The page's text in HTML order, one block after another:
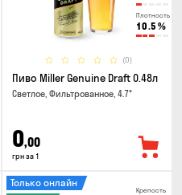
Плотность
10.5 %
(0)
Пиво Miller Genuine Draft 0.48л
Светлое, Фильтрованное, 4.7°
0,00
грн за 1
Крепость
Только онлайн